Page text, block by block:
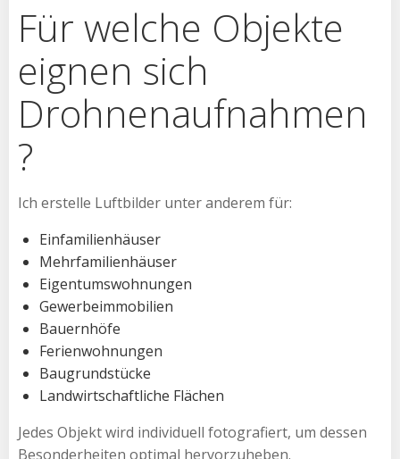
Für welche Objekte
eignen sich
Drohnenaufnahmen
?
Ich erstelle Luftbilder unter anderem für:
Einfamilienhäuser
Mehrfamilienhäuser
Eigentumswohnungen
Gewerbeimmobilien
Bauernhöfe
Ferienwohnungen
Baugrundstücke
Landwirtschaftliche Flächen
Jedes Objekt wird individuell fotografiert, um dessen
Besonderheiten optimal hervorzuheben.